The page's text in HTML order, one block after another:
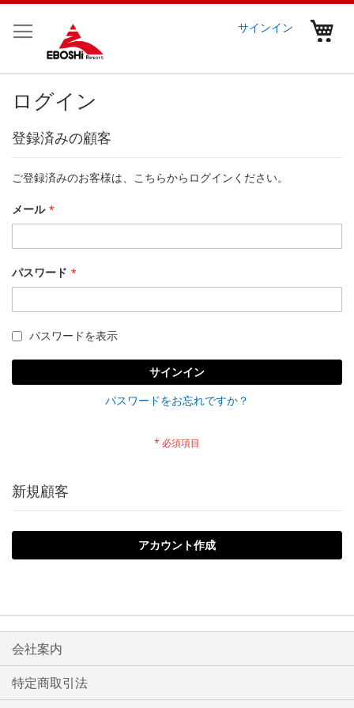
ン
テ
ツ
ス
ッ
サインイン
ログイン
登録済みの顧客
ご登録済みのお客様は、こちらからログインください。
メール
パスワード
パスワードを表示
サインイン
パスワードをお忘れですか？
新規顧客
アカウント作成
会社案内
特定商取引法